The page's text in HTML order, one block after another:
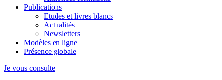
Publications
Etudes et livres blancs
Actualités
Newsletters
Modèles en ligne
Présence globale
Je vous consulte